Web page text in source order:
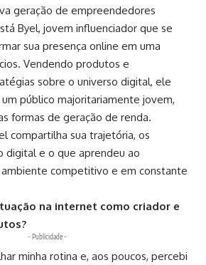
geração de empreendedores
Byel, jovem influenciador que se
sua presença online em uma
Vendendo produtos e
sobre o universo digital, ele
público majoritariamente jovem,
formas de geração de renda.
compartilha sua trajetória, os
digital e o que aprendeu ao
competitivo e em constante
na internet como criador e
- Publicidade -
minha rotina e, aos poucos, percebi